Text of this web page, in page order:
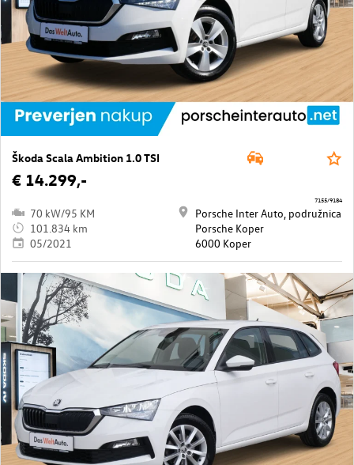
Škoda Scala Ambition 1.0 TSI
€ 14.299,-
70 kW/95 KM
101.834 km
05/2021
Porsche Inter Auto, podružnica
Porsche Koper
6000 Koper
7155/9184